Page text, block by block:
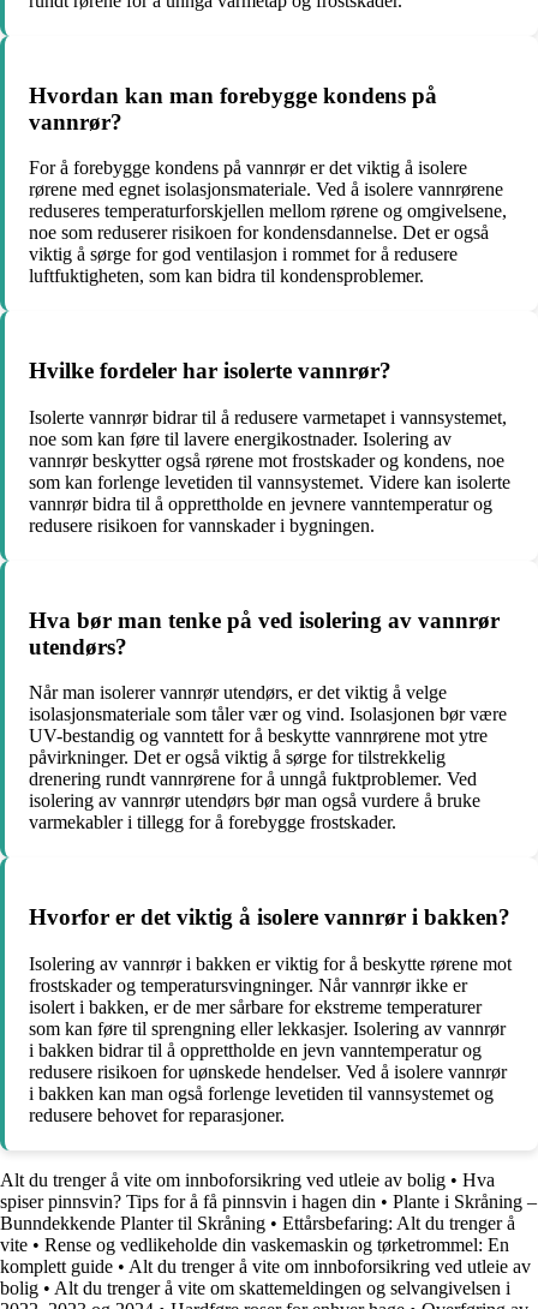
Hvordan kan man forebygge kondens på
vannrør?
For å forebygge kondens på vannrør er det viktig å isolere
rørene med egnet isolasjonsmateriale. Ved å isolere vannrørene
reduseres temperaturforskjellen mellom rørene og omgivelsene,
noe som reduserer risikoen for kondensdannelse. Det er også
viktig å sørge for god ventilasjon i rommet for å redusere
luftfuktigheten, som kan bidra til kondensproblemer.
Hvilke fordeler har isolerte vannrør?
Isolerte vannrør bidrar til å redusere varmetapet i vannsystemet,
noe som kan føre til lavere energikostnader. Isolering av
vannrør beskytter også rørene mot frostskader og kondens, noe
som kan forlenge levetiden til vannsystemet. Videre kan isolerte
vannrør bidra til å opprettholde en jevnere vanntemperatur og
redusere risikoen for vannskader i bygningen.
Hva bør man tenke på ved isolering av vannrør
utendørs?
Når man isolerer vannrør utendørs, er det viktig å velge
isolasjonsmateriale som tåler vær og vind. Isolasjonen bør være
UV-bestandig og vanntett for å beskytte vannrørene mot ytre
påvirkninger. Det er også viktig å sørge for tilstrekkelig
drenering rundt vannrørene for å unngå fuktproblemer. Ved
isolering av vannrør utendørs bør man også vurdere å bruke
varmekabler i tillegg for å forebygge frostskader.
Hvorfor er det viktig å isolere vannrør i bakken?
Isolering av vannrør i bakken er viktig for å beskytte rørene mot
frostskader og temperatursvingninger. Når vannrør ikke er
isolert i bakken, er de mer sårbare for ekstreme temperaturer
som kan føre til sprengning eller lekkasjer. Isolering av vannrør
i bakken bidrar til å opprettholde en jevn vanntemperatur og
redusere risikoen for uønskede hendelser. Ved å isolere vannrør
i bakken kan man også forlenge levetiden til vannsystemet og
redusere behovet for reparasjoner.
Alt du trenger å vite om innboforsikring ved utleie av bolig • Hva
spiser pinnsvin? Tips for å få pinnsvin i hagen din • Plante i Skråning –
Bunndekkende Planter til Skråning • Ettårsbefaring: Alt du trenger å
vite • Rense og vedlikeholde din vaskemaskin og tørketrommel: En
komplett guide • Alt du trenger å vite om innboforsikring ved utleie av
bolig • Alt du trenger å vite om skattemeldingen og selvangivelsen i